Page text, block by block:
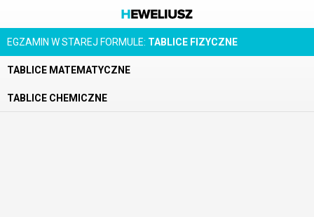
EGZAMIN W STAREJ FORMULE: TABLICE FIZYCZNE
TABLICE MATEMATYCZNE
TABLICE CHEMICZNE